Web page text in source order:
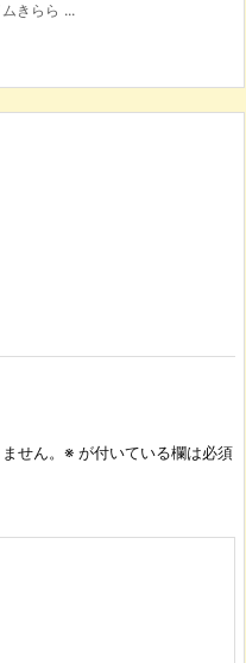
きらら ...
せん。 ※ が付いている欄は必須